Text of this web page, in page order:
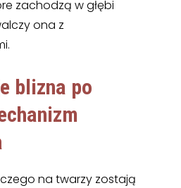
zachodzą w głębi
ona z
blizna po
na twarzy zostają